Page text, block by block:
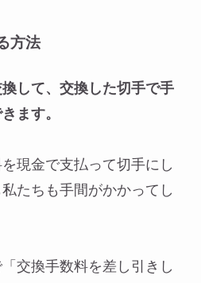
方法
して、交換した切手で手
ます。
現金で支払って切手にし
たちも手間がかかってし
交換手数料を差し引きし